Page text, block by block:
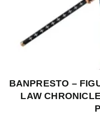
BANPRESTO –
LAW